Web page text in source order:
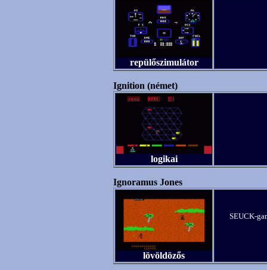
repülőszimulátor
Ignition (német)
logikai
Ignoramus Jones
lövöldözős
SEUCK-